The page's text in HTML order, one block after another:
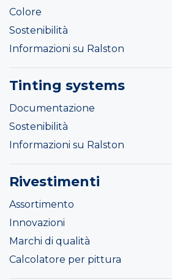
Colore
Sostenibilità
Informazioni su Ralston
Tinting systems
Documentazione
Sostenibilità
Informazioni su Ralston
Rivestimenti
Assortimento
Innovazioni
Marchi di qualità
Calcolatore per pittura